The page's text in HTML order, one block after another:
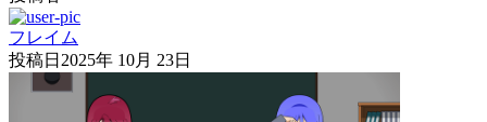
フレイム
投稿日 2025年 10月 23日